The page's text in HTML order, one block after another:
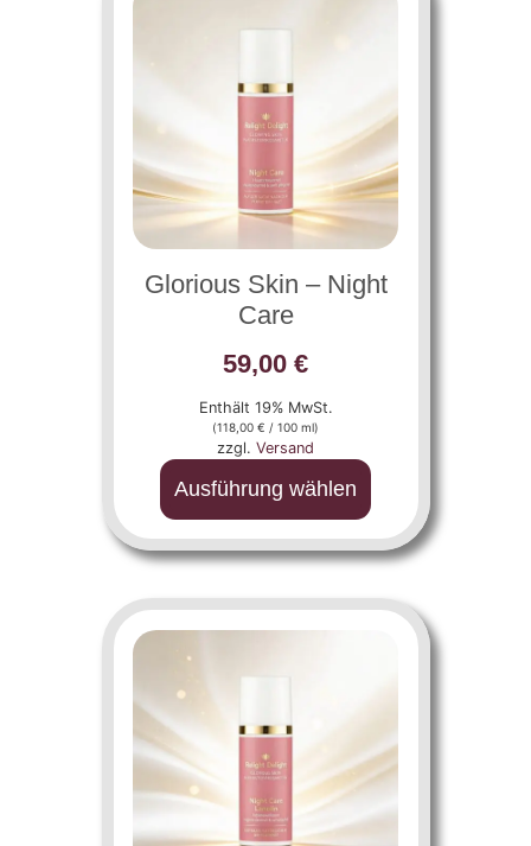
Glorious Skin – Night
Care
59,00 €
Enthält 19% MwSt.
(118,00 € / 100 ml)
zzgl. Versand
Ausführung wählen